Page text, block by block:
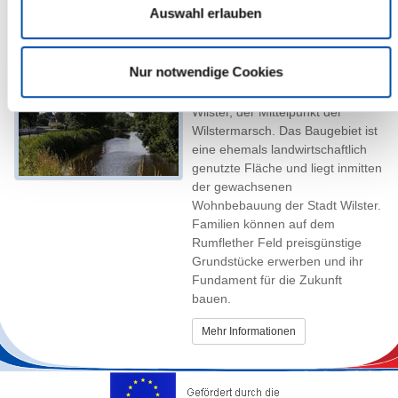
Auswahl erlauben
Nur notwendige Cookies
Mehr Informationen
BaugebietStadt Wilster -
Wilster, der Mittelpunkt der
Wilstermarsch. Das Baugebiet ist
eine ehemals landwirtschaftlich
genutzte Fläche und liegt inmitten
der gewachsenen
Wohnbebauung der Stadt Wilster.
Familien können auf dem
Rumflether Feld preisgünstige
Grundstücke erwerben und ihr
Fundament für die Zukunft
bauen.
Mehr Informationen